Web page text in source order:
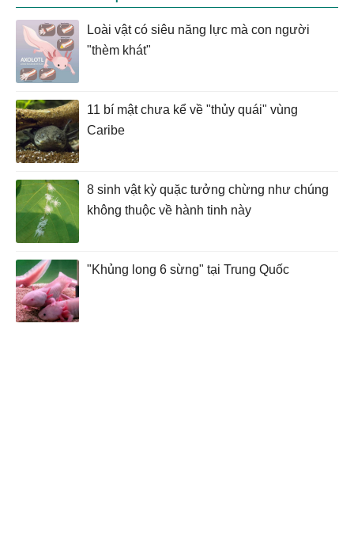
Loài vật có siêu năng lực mà con người
"thèm khát"
11 bí mật chưa kể về "thủy quái" vùng
Caribe
8 sinh vật kỳ quặc tưởng chừng như chúng
không thuộc về hành tinh này
"Khủng long 6 sừng" tại Trung Quốc